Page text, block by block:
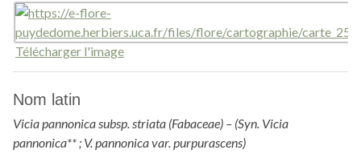
Télécharger l'image
Nom latin
Vicia pannonica subsp. striata (Fabaceae) – (Syn. Vicia
pannonica** ; V. pannonica var. purpurascens)